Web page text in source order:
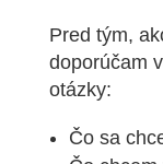
Pred tým,
doporúčam
otázky:
Čo sa